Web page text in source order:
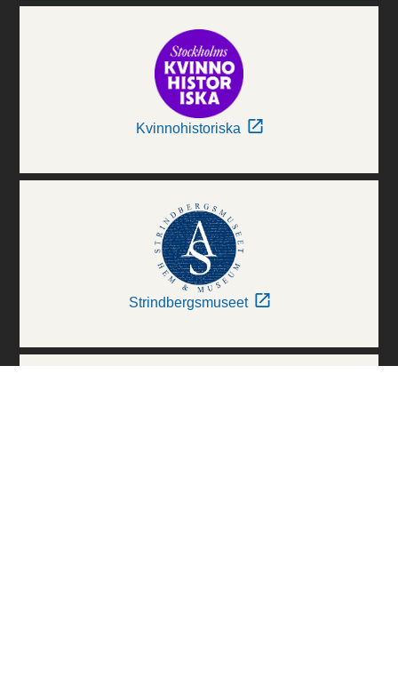
Kvinnohistoriska
Strindbergsmuseet